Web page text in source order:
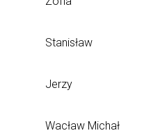
Stanisław
Jerzy
Wacław Michał